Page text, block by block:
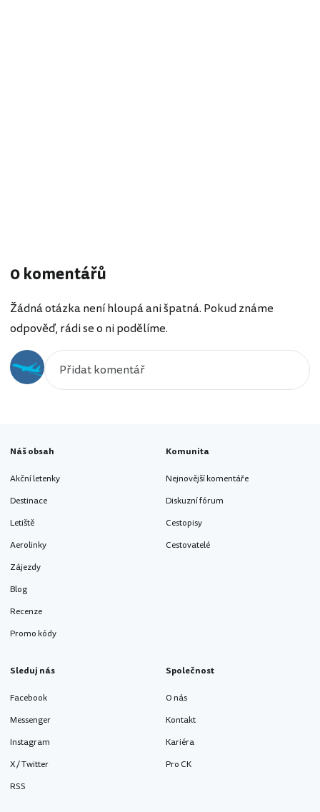
0 komentářů
Žádná otázka není hloupá ani špatná. Pokud známe
odpověď, rádi se o ni podělíme.
Náš obsah
Akční letenky
Destinace
Letiště
Aerolinky
Zájezdy
Blog
Recenze
Promo kódy
Komunita
Nejnovější komentáře
Diskuzní fórum
Cestopisy
Cestovatelé
Sleduj nás
Facebook
Messenger
Instagram
X / Twitter
RSS
Společnost
O nás
Kontakt
Kariéra
Pro CK